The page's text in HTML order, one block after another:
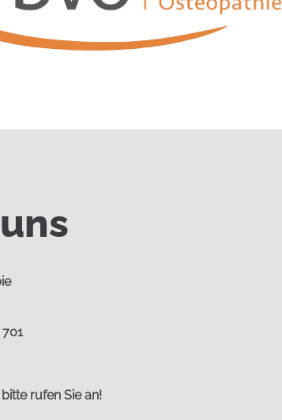
rufen Sie an!